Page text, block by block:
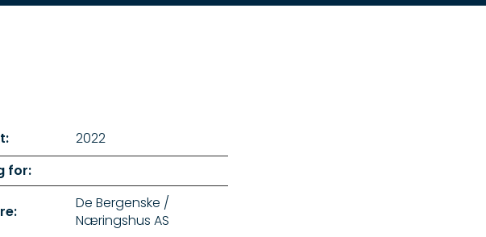
2022
for:
De Bergenske /
Næringshus AS